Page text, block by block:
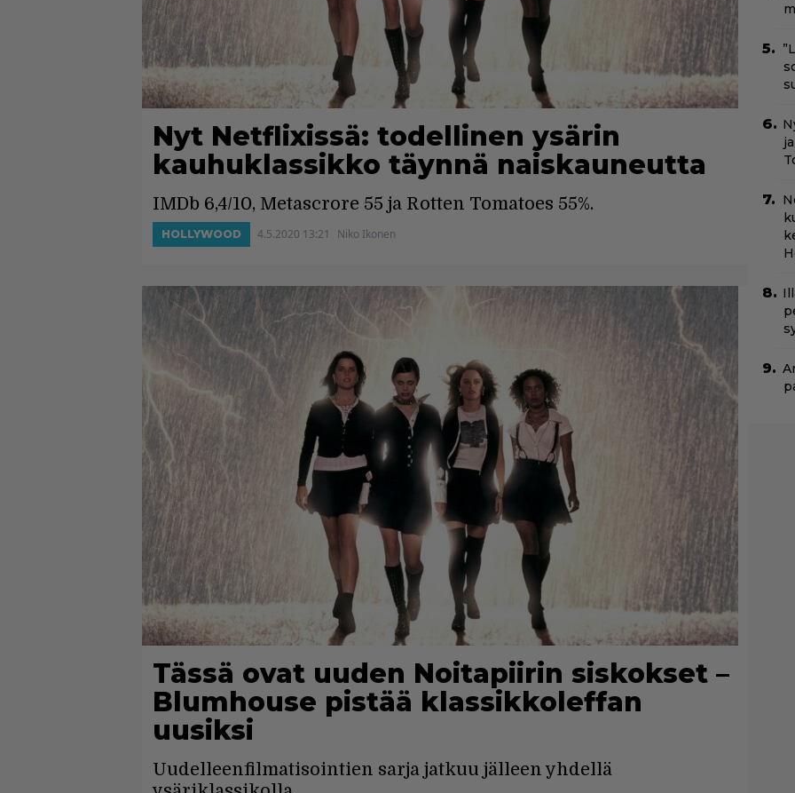
Nyt Netflixissä: todellinen ysärin
kauhuklassikko täynnä naiskauneutta
IMDb 6,4/10, Metascrore 55 ja Rotten Tomatoes 55%.
HOLLYWOOD 4.5.2020 13:21 Niko Ikonen
Tässä ovat uuden Noitapiirin siskokset –
Blumhouse pistää klassikkoleffan
uusiksi
Uudelleenfilmatisointien sarja jatkuu jälleen yhdellä